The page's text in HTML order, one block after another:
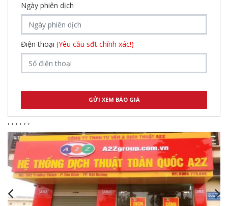
Ngày phiên dịch
Điện thoại (Yêu cầu sđt chính xác!)
, , , , , ,